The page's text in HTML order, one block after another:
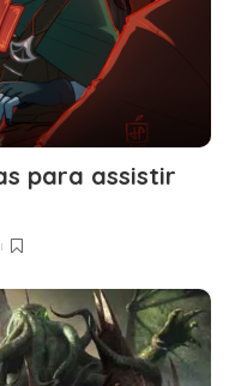
para assistir